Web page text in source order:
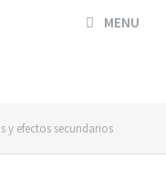
MENU
y efectos secundarios